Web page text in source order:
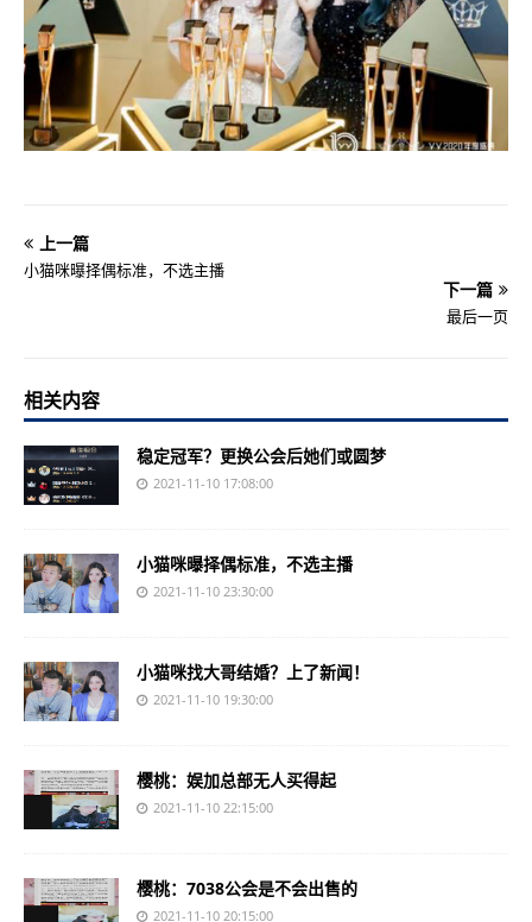
上一篇
小猫咪曝择偶标准，不选主播
下一篇
最后一页
相关内容
稳定冠军？更换公会后她们或圆梦
2021-11-10 17:08:00
小猫咪曝择偶标准，不选主播
2021-11-10 23:30:00
小猫咪找大哥结婚？上了新闻！
2021-11-10 19:30:00
樱桃：娱加总部无人买得起
2021-11-10 22:15:00
樱桃：7038公会是不会出售的
2021-11-10 20:15:00